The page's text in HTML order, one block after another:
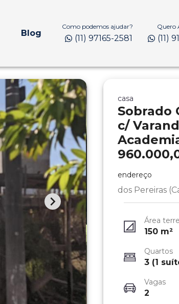
Blog
Como podemos ajudar?
(11) 97165-2581
Quero
(11)
casa
Sobrado
c/
endereço
dos Pereiras
Área
150m²
Quartos
3 (1
Vagas
2